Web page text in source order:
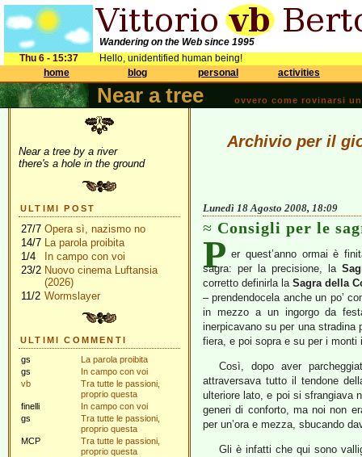
Wandering on the Web since 1995
Thu 6 - 15:37
Hello, unidentified human being!
home
blog personal activities
Near a tree ovvero come rovinarsi
Near a tree by a river
there's a hole in the ground
ULTIMI POST
27/7 Opera sì, nazismo no
14/7 La parola proibita
1/4
In campo con voi
23/2 Nuovo cinema Luftansia
(2026)
11/2 Wormslayer
ULTIMI COMMENTI
gs
La parola proibita
gs
In campo con voi
vb
Tra tutte le passioni,
proprio questa
finelli
In campo con voi
gs
Tra tutte le passioni,
proprio questa
MCP
Tra tutte le passioni,
proprio questa
Archivio per il
Lunedì 18 Agosto 2008, 18:09
Consigli per le
P er quest’anno ormai è
sagra: per la precisione, la
corretto definirla laSagra della
– prendendocela anche un po’
in mezzo a un ingorgo da
inerpicavano su per una
fiera, e poi sopra e su per i monti
Così, dopo aver
attraversava tutto il tendone
ulteriore lato, e poi si sfrangiava
generi di conforto, ma noi non
per un’ora e mezza, sbucando
Gli è infatti che qui sono